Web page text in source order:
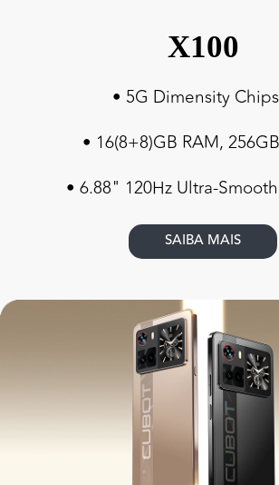
X100
• 5G Dimensity
• 16(8+8)GB RAM,
• 6.88" 120Hz Ultra-
SAIBA MAIS